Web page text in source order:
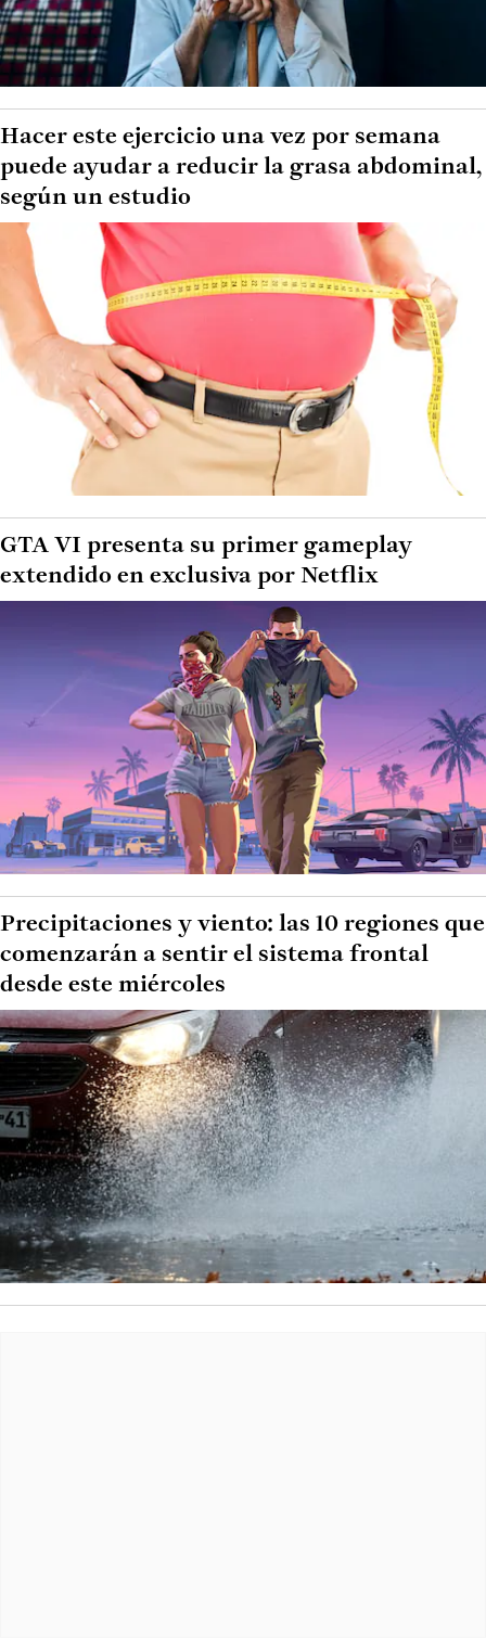
Hacer este ejercicio una vez por semana
puede ayudar a reducir la grasa abdominal,
según un estudio
GTA VI presenta su primer gameplay
extendido en exclusiva por Netflix
Precipitaciones y viento: las 10 regiones que
comenzarán a sentir el sistema frontal
desde este miércoles